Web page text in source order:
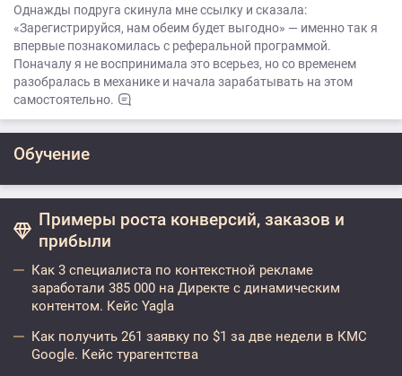
Однажды подруга скинула мне ссылку и сказала:
«Зарегистрируйся, нам обеим будет выгодно» — именно так я
впервые познакомилась с реферальной программой.
Поначалу я не воспринимала это всерьез, но со временем
разобралась в механике и начала зарабатывать на этом
самостоятельно.
Обучение
Примеры роста конверсий, заказов и
прибыли
Как 3 специалиста по контекстной рекламе
заработали 385 000 на Директе с динамическим
контентом. Кейс Yagla
Как получить 261 заявку по $1 за две недели в КМС
Google. Кейс турагентства